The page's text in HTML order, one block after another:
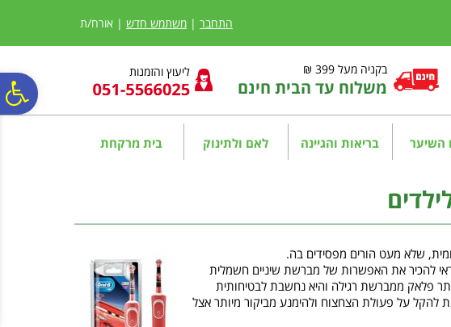
נגישות
אתר
המרכזי התחבר | משתמש חדש | אורח/ת
בקניה מעל 399 ₪
משלוח עד הבית חינם
ליעוץ והזמנות
השיער בריאות והגיינה לאם ולתינוק בית מרקחת
שלא מעט הורים מפסידים בה.
להכיר את האפשרות של מברשת שיניים חשמלית
אשר יכולה לספק את הפתרון האידיאלי ביותר לכל ילד. חשוב להבין כי מברשת שיניים חשמלית יכולה להסיר פי 2 יותר פלאק ממברשת רגילה והיא נחשבת לבטיחותית
להקל על פעולת הצחצוח ולהימנע מביקור מיותר אצל